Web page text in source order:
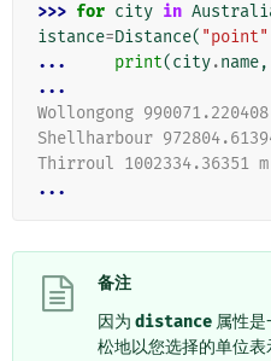
>>> for city in
istance=Distance( "point"
...
print(city.name,
...
Wollongong 990071.220408
Shellharbour
Thirroul 1002334.36351 m
...
备注
因为 distance 属性是
松地以您选择的单位表